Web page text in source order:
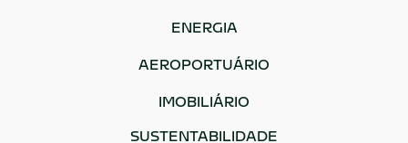
ENERGIA
AEROPORTUÁRIO
IMOBILIÁRIO
SUSTENTABILIDADE